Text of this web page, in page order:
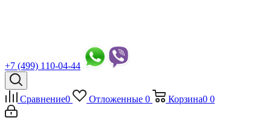
+7 (499) 110-04-44
Сравнение0 Отложенные 0 Корзина0 0